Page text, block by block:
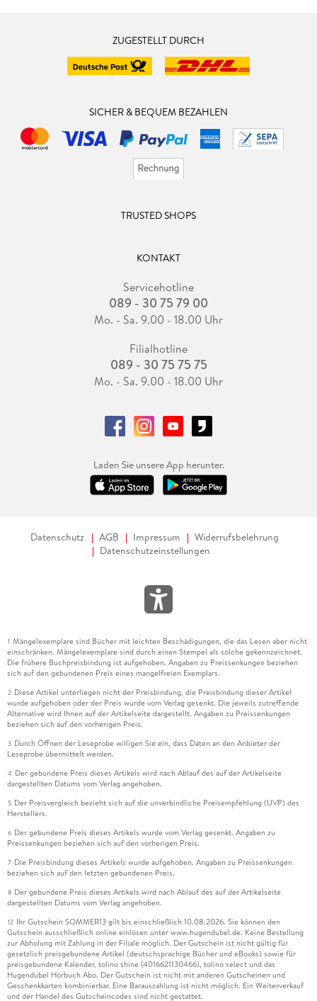
ZUGESTELLT DURCH
SICHER & BEQUEM BEZAHLEN
TRUSTED SHOPS
KONTAKT
Servicehotline
089 - 30 75 79 00
Mo. - Sa. 9.00 - 18.00 Uhr
Filialhotline
089 - 30 75 75 75
Mo. - Sa. 9.00 - 18.00 Uhr
Laden Sie unsere App herunter.
Datenschutz AGB Impressum
Widerrufsbelehrung
Datenschutzeinstellungen
1 Mängelexemplare sind Bücher mit leichten Beschädigungen, die das Lesen aber nicht
einschränken. Mängelexemplare sind durch einen Stempel als solche gekennzeichnet.
Die frühere Buchpreisbindung ist aufgehoben. Angaben zu Preissenkungen beziehen
sich auf den gebundenen Preis eines mangelfreien Exemplars.
2 Diese Artikel unterliegen nicht der Preisbindung, die Preisbindung dieser Artikel
wurde aufgehoben oder der Preis wurde vom Verlag gesenkt. Die jeweils zutreffende
Alternative wird Ihnen auf der Artikelseite dargestellt. Angaben zu Preissenkungen
beziehen sich auf den vorherigen Preis.
3 Durch Öffnen der Leseprobe willigen Sie ein, dass Daten an den Anbieter der
Leseprobe übermittelt werden.
4 Der gebundene Preis dieses Artikels wird nach Ablauf des auf der Artikelseite
dargestellten Datums vom Verlag angehoben.
5 Der Preisvergleich bezieht sich auf die unverbindliche Preisempfehlung (UVP) des
Herstellers.
6 Der gebundene Preis dieses Artikels wurde vom Verlag gesenkt. Angaben zu
Preissenkungen beziehen sich auf den vorherigen Preis.
7 Die Preisbindung dieses Artikels wurde aufgehoben. Angaben zu Preissenkungen
beziehen sich auf den letzten gebundenen Preis.
8 Der gebundene Preis dieses Artikels wird nach Ablauf des auf der Artikelseite
dargestellten Datums vom Verlag angehoben.
12 Ihr Gutschein SOMMER13 gilt bis einschließlich 10.08.2026. Sie können den
Gutschein ausschließlich online einlösen unter www.hugendubel.de. Keine Bestellung
zur Abholung mit Zahlung in der Filiale möglich. Der Gutschein ist nicht gültig für
gesetzlich preisgebundene Artikel (deutschsprachige Bücher und eBooks) sowie für
preisgebundene Kalender, tolino shine (4016621130466), tolino select und das
Hugendubel Hörbuch Abo. Der Gutschein ist nicht mit anderen Gutscheinen und
Geschenkkarten kombinierbar. Eine Barauszahlung ist nicht möglich. Ein Weiterverkauf
und der Handel des Gutscheincodes sind nicht gestattet.